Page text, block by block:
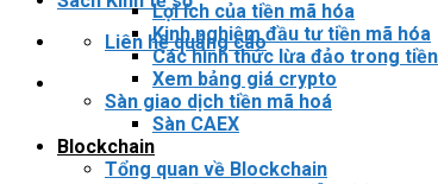
Liên hệ quảng cáo
Lợi ích của tiền mã hóa
Kinh nghiệm đầu tư tiền mã hóa
Các hình thức lừa đảo trong
Xem bảng giá crypto
Sàn giao dịch tiền mã hoá
Sàn CAEX
Blockchain
Tổng quan về Blockchain